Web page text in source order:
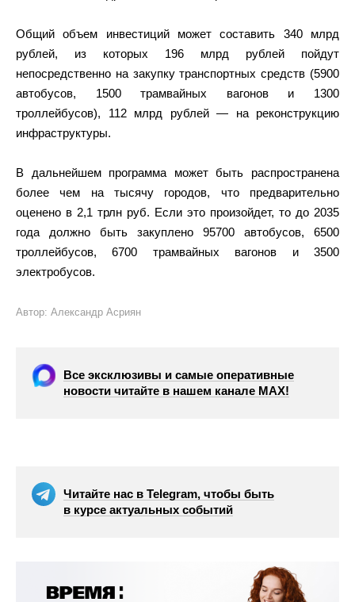
Общий объем инвестиций может составить 340 млрд
рублей, из которых 196 млрд рублей пойдут
непосредственно на закупку транспортных средств (5900
автобусов, 1500 трамвайных вагонов и 1300
троллейбусов), 112 млрд рублей — на реконструкцию
инфраструктуры.
В дальнейшем программа может быть распространена
более чем на тысячу городов, что предварительно
оценено в 2,1 трлн руб. Если это произойдет, то до 2035
года должно быть закуплено 95700 автобусов, 6500
троллейбусов, 6700 трамвайных вагонов и 3500
электробусов.
Автор: Александр Асриян
Все эксклюзивы и самые оперативные
новости читайте в нашем канале МАХ!
Читайте нас в Telegram, чтобы быть
в курсе актуальных событий